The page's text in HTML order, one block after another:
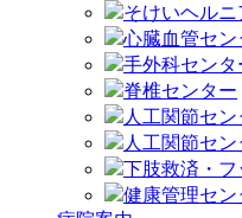
そけいヘル
心臓血管セン
手外科センタ
脊椎センター
人工関節セン
人工関節セン
下肢救済・
健康管理セン